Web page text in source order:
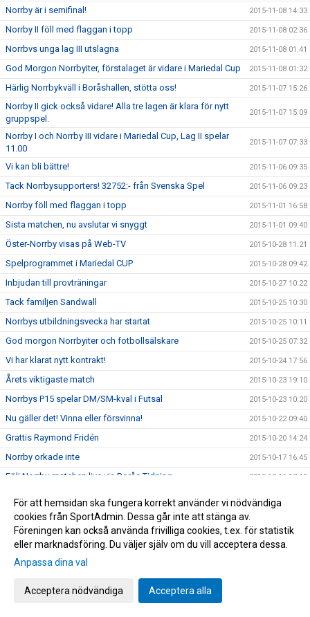
Norrby är i semifinal! 2015-11-08 14:33
Norrby II föll med flaggan i topp 2015-11-08 02:36
Norrbvs unga lag III utslagna 2015-11-08 01:41
God Morgon Norrbyiter, förstalaget är vidare i Mariedal Cup 2015-11-08 01:32
Härlig Norrbykväll i Boråshallen, stötta oss! 2015-11-07 15:26
Norrby II gick också vidare! Alla tre lagen är klara för nytt
gruppspel.
2015-11-07 15:09
Norrby I och Norrby III vidare i Mariedal Cup, Lag II spelar
11.00
2015-11-07 07:33
Vi kan bli bättre! 2015-11-06 09:35
Tack Norrbysupporters! 32752:- från Svenska Spel 2015-11-06 09:23
Norrby föll med flaggan i topp 2015-11-01 16:58
Sista matchen, nu avslutar vi snyggt 2015-11-01 09:40
Öster-Norrby visas på Web-TV 2015-10-28 11:21
Spelprogrammet i Mariedal CUP 2015-10-28 09:42
Inbjudan till provträningar 2015-10-27 10:22
Tack familjen Sandwall 2015-10-25 10:30
Norrbys utbildningsvecka har startat 2015-10-25 10:11
God morgon Norrbyiter och fotbollsälskare 2015-10-25 07:32
Vi har klarat nytt kontrakt! 2015-10-24 17:56
Årets viktigaste match 2015-10-23 19:10
Norrbys P15 spelar DM/SM-kval i Futsal 2015-10-23 10:20
Nu gäller det! Vinna eller försvinna! 2015-10-22 09:40
Grattis Raymond Fridén 2015-10-20 14:24
Norrby orkade inte 2015-10-17 16:45
Följ Norrby-matchen live via Borås Tidning 2015-10-16 17:15
Zumban startar 18.30 idag
BLIXTCUPEN 2015 2015-10-14 10:57
Ny rysar-match
För att hemsidan ska fungera korrekt använder vi nödvändiga
cookies från SportAdmin. Dessa går inte att stänga av.
Föreningen kan också använda frivilliga cookies, t.ex. för statistik
eller marknadsföring. Du väljer själv om du vill acceptera dessa.
Anpassa dina val
Acceptera nödvändiga Acceptera alla